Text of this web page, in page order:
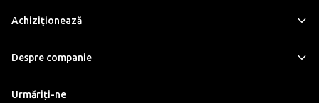
Achiziţionează
Despre companie
Urmăriți-ne